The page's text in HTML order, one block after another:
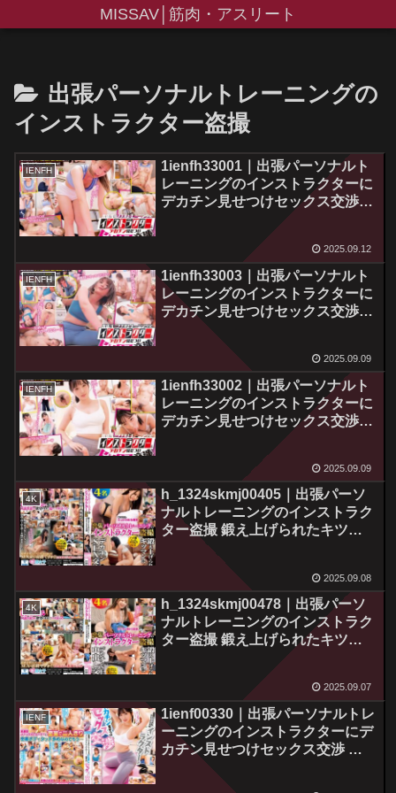
MISSAV│筋肉・アスリート
出張パーソナルトレーニングの
インストラクター盗撮
IENFH
1ienfh33001｜出張パーソナルト
レーニングのインストラクターに
デカチン見せつけセックス交渉
ストイックなアスリート程性欲旺
盛で鍛えられたマ〇コは締め付け
抜群という巷の噂が本当なのか検
証します！ みくるさん 堀北実来
2025.09.12
IENFH
1ienfh33003｜出張パーソナルト
レーニングのインストラクターに
デカチン見せつけセックス交渉
ストイックなアスリート程性欲旺
盛で鍛えられたマ〇コは締め付け
抜群という巷の噂が本当なのか検
証します！ るいさん 音琴るい
2025.09.09
IENFH
1ienfh33002｜出張パーソナルト
レーニングのインストラクターに
デカチン見せつけセックス交渉
ストイックなアスリート程性欲旺
盛で鍛えられたマ〇コは締め付け
抜群という巷の噂が本当なのか検
証します！ かすみさん 月野かす
み
2025.09.09
4K
h_1324skmj00405｜出張パーソ
ナルトレーニングのインストラク
ター盗撮 鍛え上げられたキツマ
ンにデカチンSEX交渉
2025.09.08
4K
h_1324skmj00478｜出張パーソ
ナルトレーニングのインストラク
ター盗撮 鍛え上げられたキツマ
ンにデカチンSEX中出し交渉
2025.09.07
IENF
1ienf00330｜出張パーソナルトレ
ーニングのインストラクターにデ
カチン見せつけセックス交渉 ス
トイックなアスリート程性欲旺盛
で鍛えられたマ〇コは締め付け抜